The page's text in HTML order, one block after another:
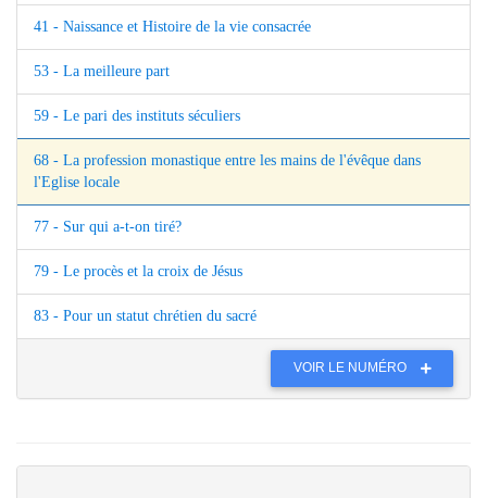
41 - Naissance et Histoire de la vie consacrée
53 - La meilleure part
59 - Le pari des instituts séculiers
68 - La profession monastique entre les mains de l'évêque dans
l'Eglise locale
77 - Sur qui a-t-on tiré?
79 - Le procès et la croix de Jésus
83 - Pour un statut chrétien du sacré
VOIR LE NUMÉRO